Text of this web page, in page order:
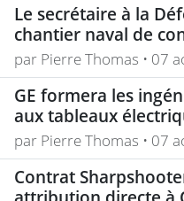
Le secrétaire à la
chantier naval de
frégates Type 31 à
par Pierre Thomas • 07
GE formera les
aux tableaux
la classe Tide
par Pierre Thomas • 07
Contrat